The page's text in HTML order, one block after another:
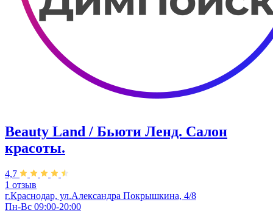
Beauty Land / Бьюти Ленд. Салон
красоты.
4,7
1 отзыв
г.Краснодар, ул.Александра Покрышкина, 4/8
Пн-Вс 09:00-20:00